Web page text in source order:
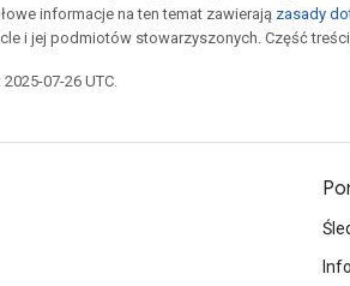
informacje na ten temat zawierają zasady
i jej podmiotów stowarzyszonych. Część
07-26 UTC.